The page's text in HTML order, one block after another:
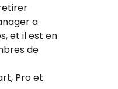
a
et il est en
de
Pro et